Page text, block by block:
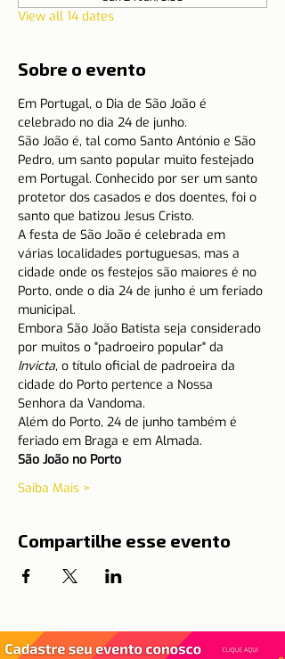
View all 14 dates
Sobre o evento
Em Portugal, o Dia de São João é
celebrado no dia 24 de junho.
São João é, tal como Santo António e São
Pedro, um santo popular muito festejado
em Portugal. Conhecido por ser um santo
protetor dos casados e dos doentes, foi o
santo que batizou Jesus Cristo.
A festa de São João é celebrada em
várias localidades portuguesas, mas a
cidade onde os festejos são maiores é no
Porto, onde o dia 24 de junho é um feriado
municipal.
Embora São João Batista seja considerado
por muitos o "padroeiro popular" da
Invicta, o título oficial de padroeira da
cidade do Porto pertence a Nossa
Senhora da Vandoma.
Além do Porto, 24 de junho também é
feriado em Braga e em Almada.
São João no Porto
Saiba Mais >
Compartilhe esse evento